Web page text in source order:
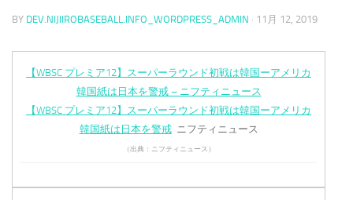
BY DEV.NIJIIROBASEBALL.INFO_WORDPRESS_ADMIN · 11月 12, 2019
【WBSC プレミア12】スーパーラウンド初戦は韓国ーアメリカ
韓国紙は日本を警戒 – ニフティニュース
【WBSC プレミア12】スーパーラウンド初戦は韓国ーアメリカ
韓国紙は日本を警戒 ニフティニュース
（出典：ニフティニュース）